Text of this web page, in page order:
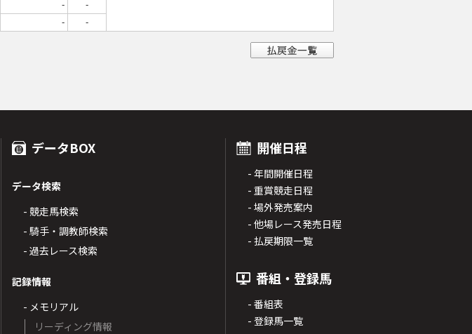
-
-
- -
データBOX
データ検索
- 競走馬検索
- 騎手・調教師検索
- 過去レース検索
記録情報
- メモリアル
リーディング情報
開催日程
- 年間開催日程
- 重賞競走日程
- 場外発売案内
- 他場レース発売日程
- 払戻期限一覧
番組・登録馬
- 番組表
- 登録馬一覧